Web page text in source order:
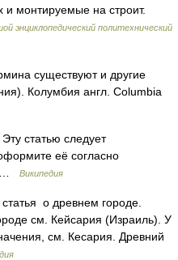
и монтируемые на строит.
энциклопедический политехнический
существуют и другие
Колумбия англ. Columbia
статью следует
её согласно
…
Википедия
о древнем городе.
см. Кейсария (Израиль). У
см. Кесария. Древний